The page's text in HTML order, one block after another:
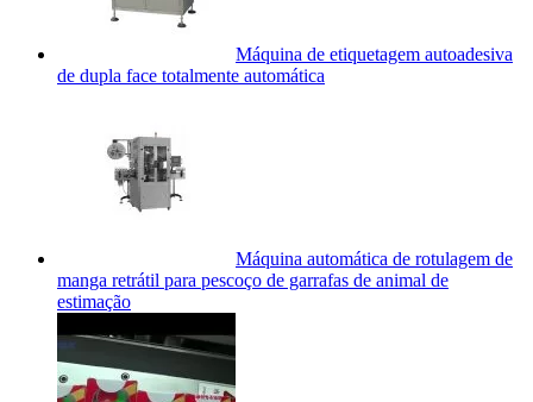
Máquina de etiquetagem autoadesiva
de dupla face totalmente automática
Máquina automática de rotulagem de
manga retrátil para pescoço de garrafas de animal de
estimação